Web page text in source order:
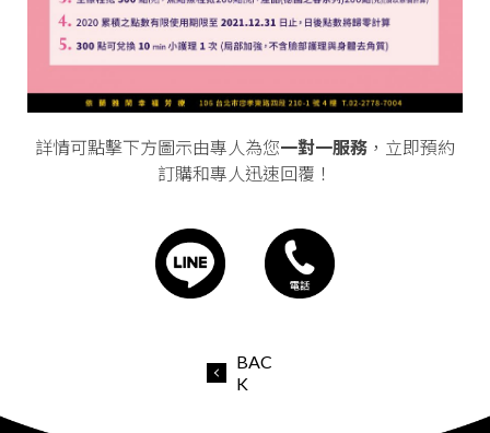
詳情可點擊下方圖示由專人為您一對一服務 ，立即預約
訂購和專人迅速回覆！
BAC
K